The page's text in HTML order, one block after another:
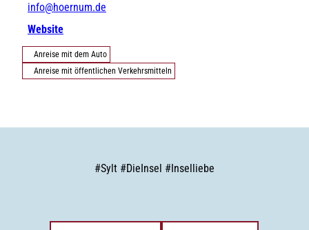
info@hoernum.de
Website
Anreise mit dem Auto
Anreise mit öffentlichen Verkehrsmitteln
#Sylt #DieInsel #Inselliebe